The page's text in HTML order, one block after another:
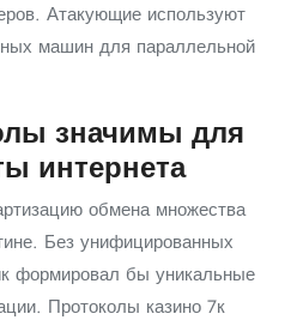
Атакующие используют
машин для параллельной
значимы для
интернета
обмена множества
Без унифицированных
формировал бы уникальные
Протоколы казино 7к